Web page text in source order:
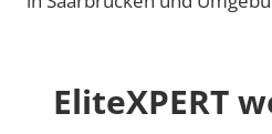
EliteXPERT